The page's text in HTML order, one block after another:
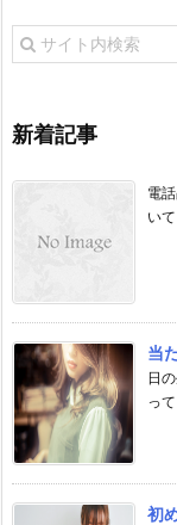
新着記事
電
い
当
日
っ
初